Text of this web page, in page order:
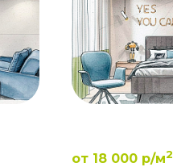
от 18 000 р/м2